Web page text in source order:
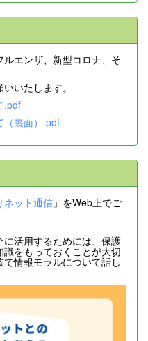
エンザ、新型コロナ、そ
いたします。
.pdf
（裏面）.pdf
ネット通信 」をWeb上でご
活用するためには、保護
をもっておくことが大切
情報モラルについて話し